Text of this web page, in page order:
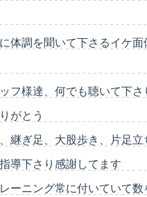
体調を聞いて下さるイケ面
フ様達、何でも聴いて下さ
がとう
継ぎ足、大股歩き、片足立
導下さり感謝してます
ーニング常に付いていて数